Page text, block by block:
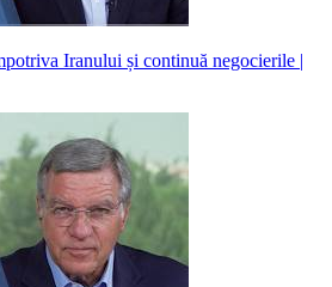
Iranului și continuă negocierile |